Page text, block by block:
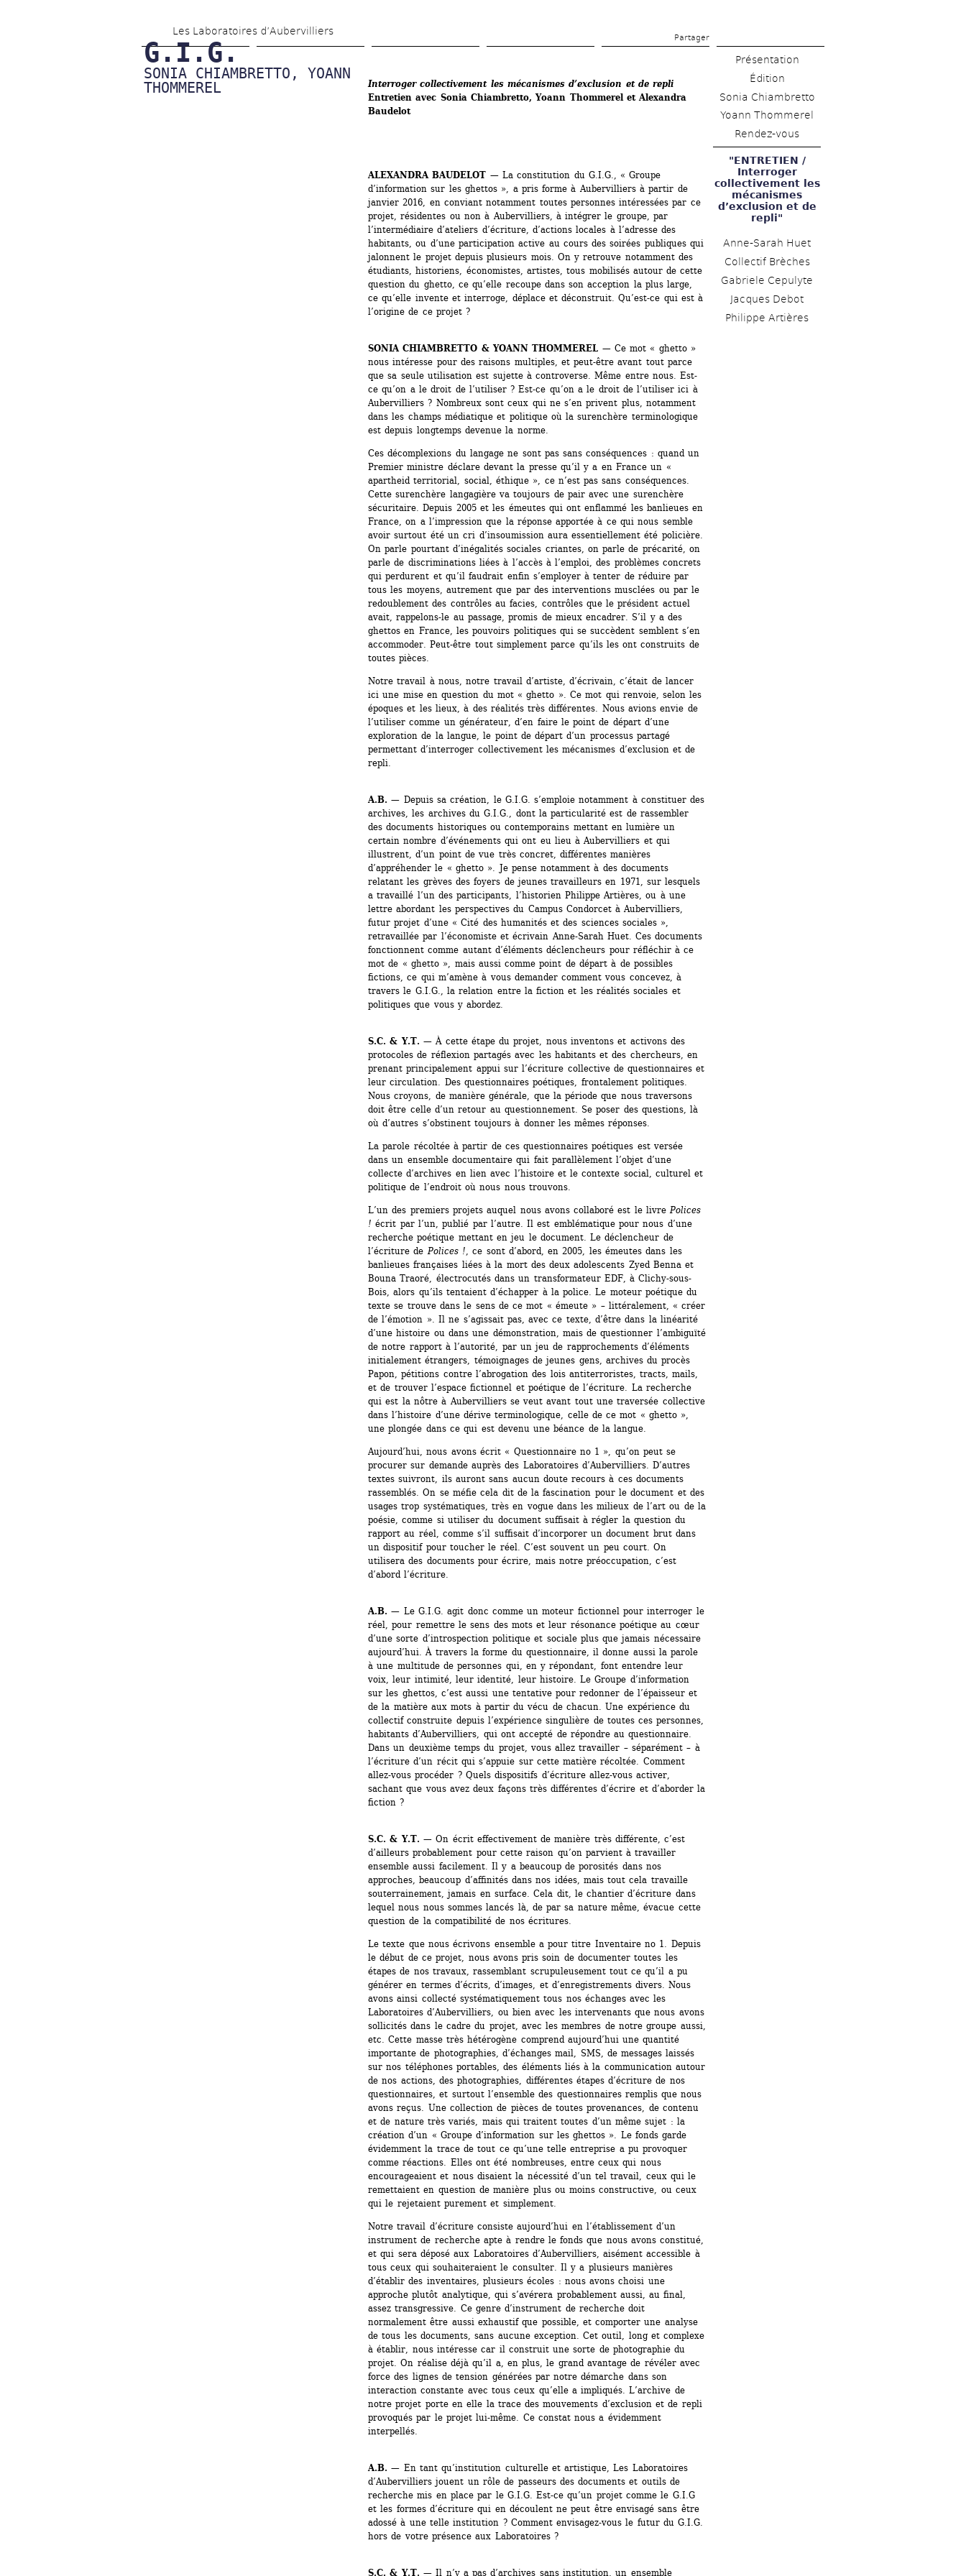
contenu
Les Laboratoires d’Aubervilliers
Partager
G.I.G.
SONIA CHIAMBRETTO, YOANN
THOMMEREL
Interroger collectivement les mécanismes d’exclusion et de repli
Entretien avec Sonia Chiambretto, Yoann Thommerel et Alexandra
Baudelot
ALEXANDRA BAUDELOT — La constitution du G.I.G., « Groupe
d’information sur les ghettos », a pris forme à Aubervilliers à partir de
janvier 2016, en conviant notamment toutes personnes intéressées par ce
projet, résidentes ou non à Aubervilliers, à intégrer le groupe, par
l’intermédiaire d’ateliers d’écriture, d’actions locales à l’adresse des
habitants, ou d’une participation active au cours des soirées publiques qui
jalonnent le projet depuis plusieurs mois. On y retrouve notamment des
étudiants, historiens, économistes, artistes, tous mobilisés autour de cette
question du ghetto, ce qu’elle recoupe dans son acception la plus large,
ce qu’elle invente et interroge, déplace et déconstruit. Qu’est-ce qui est à
l’origine de ce projet ?
SONIA CHIAMBRETTO & YOANN THOMMEREL — Ce mot « ghetto »
nous intéresse pour des raisons multiples, et peut-être avant tout parce
que sa seule utilisation est sujette à controverse. Même entre nous. Est-
ce qu’on a le droit de l’utiliser ? Est-ce qu’on a le droit de l’utiliser ici à
Aubervilliers ? Nombreux sont ceux qui ne s’en privent plus, notamment
dans les champs médiatique et politique où la surenchère terminologique
est depuis longtemps devenue la norme.
Ces décomplexions du langage ne sont pas sans conséquences : quand un
Premier ministre déclare devant la presse qu’il y a en France un «
apartheid territorial, social, éthique », ce n’est pas sans conséquences.
Cette surenchère langagière va toujours de pair avec une surenchère
sécuritaire. Depuis 2005 et les émeutes qui ont enflammé les banlieues en
France, on a l’impression que la réponse apportée à ce qui nous semble
avoir surtout été un cri d’insoumission aura essentiellement été policière.
On parle pourtant d’inégalités sociales criantes, on parle de précarité, on
parle de discriminations liées à l’accès à l’emploi, des problèmes concrets
qui perdurent et qu’il faudrait enfin s’employer à tenter de réduire par
tous les moyens, autrement que par des interventions musclées ou par le
redoublement des contrôles au facies, contrôles que le président actuel
avait, rappelons-le au passage, promis de mieux encadrer. S’il y a des
ghettos en France, les pouvoirs politiques qui se succèdent semblent s’en
accommoder. Peut-être tout simplement parce qu’ils les ont construits de
toutes pièces.
Notre travail à nous, notre travail d’artiste, d’écrivain, c’était de lancer
ici une mise en question du mot « ghetto ». Ce mot qui renvoie, selon les
époques et les lieux, à des réalités très différentes. Nous avions envie de
l’utiliser comme un générateur, d’en faire le point de départ d’une
exploration de la langue, le point de départ d’un processus partagé
permettant d’interroger collectivement les mécanismes d’exclusion et de
repli.
A.B. — Depuis sa création, le G.I.G. s’emploie notamment à constituer des
archives, les archives du G.I.G., dont la particularité est de rassembler
des documents historiques ou contemporains mettant en lumière un
certain nombre d’événements qui ont eu lieu à Aubervilliers et qui
illustrent, d’un point de vue très concret, différentes manières
d’appréhender le « ghetto ». Je pense notamment à des documents
relatant les grèves des foyers de jeunes travailleurs en 1971, sur lesquels
a travaillé l’un des participants, l’historien Philippe Artières, ou à une
lettre abordant les perspectives du Campus Condorcet à Aubervilliers,
futur projet d’une « Cité des humanités et des sciences sociales »,
retravaillée par l’économiste et écrivain Anne-Sarah Huet. Ces documents
fonctionnent comme autant d’éléments déclencheurs pour réfléchir à ce
mot de « ghetto », mais aussi comme point de départ à de possibles
fictions, ce qui m’amène à vous demander comment vous concevez, à
travers le G.I.G., la relation entre la fiction et les réalités sociales et
politiques que vous y abordez.
S.C. & Y.T. — À cette étape du projet, nous inventons et activons des
protocoles de réflexion partagés avec les habitants et des chercheurs, en
prenant principalement appui sur l’écriture collective de questionnaires et
leur circulation. Des questionnaires poétiques, frontalement politiques.
Nous croyons, de manière générale, que la période que nous traversons
doit être celle d’un retour au questionnement. Se poser des questions, là
où d’autres s’obstinent toujours à donner les mêmes réponses.
La parole récoltée à partir de ces questionnaires poétiques est versée
dans un ensemble documentaire qui fait parallèlement l’objet d’une
collecte d’archives en lien avec l’histoire et le contexte social, culturel et
politique de l’endroit où nous nous trouvons.
L’un des premiers projets auquel nous avons collaboré est le livre Polices
! écrit par l’un, publié par l’autre. Il est emblématique pour nous d’une
recherche poétique mettant en jeu le document. Le déclencheur de
l’écriture de Polices !, ce sont d’abord, en 2005, les émeutes dans les
banlieues françaises liées à la mort des deux adolescents Zyed Benna et
Bouna Traoré, électrocutés dans un transformateur EDF, à Clichy-sous-
Bois, alors qu’ils tentaient d’échapper à la police. Le moteur poétique du
texte se trouve dans le sens de ce mot « émeute » – littéralement, « créer
de l’émotion ». Il ne s’agissait pas, avec ce texte, d’être dans la linéarité
d’une histoire ou dans une démonstration, mais de questionner l’ambiguïté
de notre rapport à l’autorité, par un jeu de rapprochements d’éléments
initialement étrangers, témoignages de jeunes gens, archives du procès
Papon, pétitions contre l’abrogation des lois antiterroristes, tracts, mails,
et de trouver l’espace fictionnel et poétique de l’écriture. La recherche
qui est la nôtre à Aubervilliers se veut avant tout une traversée collective
dans l’histoire d’une dérive terminologique, celle de ce mot « ghetto »,
une plongée dans ce qui est devenu une béance de la langue.
Aujourd’hui, nous avons écrit « Questionnaire no 1 », qu’on peut se
procurer sur demande auprès des Laboratoires d’Aubervilliers. D’autres
textes suivront, ils auront sans aucun doute recours à ces documents
rassemblés. On se méfie cela dit de la fascination pour le document et des
usages trop systématiques, très en vogue dans les milieux de l’art ou de la
poésie, comme si utiliser du document suffisait à régler la question du
rapport au réel, comme s’il suffisait d’incorporer un document brut dans
un dispositif pour toucher le réel. C’est souvent un peu court. On
utilisera des documents pour écrire, mais notre préoccupation, c’est
d’abord l’écriture.
A.B. — Le G.I.G. agit donc comme un moteur fictionnel pour interroger le
réel, pour remettre le sens des mots et leur résonance poétique au cœur
d’une sorte d’introspection politique et sociale plus que jamais nécessaire
aujourd’hui. À travers la forme du questionnaire, il donne aussi la parole
à une multitude de personnes qui, en y répondant, font entendre leur
voix, leur intimité, leur identité, leur histoire. Le Groupe d’information
sur les ghettos, c’est aussi une tentative pour redonner de l’épaisseur et
de la matière aux mots à partir du vécu de chacun. Une expérience du
collectif construite depuis l’expérience singulière de toutes ces personnes,
habitants d’Aubervilliers, qui ont accepté de répondre au questionnaire.
Dans un deuxième temps du projet, vous allez travailler – séparément – à
l’écriture d’un récit qui s’appuie sur cette matière récoltée. Comment
allez-vous procéder ? Quels dispositifs d’écriture allez-vous activer,
sachant que vous avez deux façons très différentes d’écrire et d’aborder la
fiction ?
S.C. & Y.T. — On écrit effectivement de manière très différente, c’est
d’ailleurs probablement pour cette raison qu’on parvient à travailler
ensemble aussi facilement. Il y a beaucoup de porosités dans nos
approches, beaucoup d’affinités dans nos idées, mais tout cela travaille
souterrainement, jamais en surface. Cela dit, le chantier d’écriture dans
lequel nous nous sommes lancés là, de par sa nature même, évacue cette
question de la compatibilité de nos écritures.
Le texte que nous écrivons ensemble a pour titre Inventaire no 1. Depuis
le début de ce projet, nous avons pris soin de documenter toutes les
étapes de nos travaux, rassemblant scrupuleusement tout ce qu’il a pu
générer en termes d’écrits, d’images, et d’enregistrements divers. Nous
avons ainsi collecté systématiquement tous nos échanges avec les
Laboratoires d’Aubervilliers, ou bien avec les intervenants que nous avons
sollicités dans le cadre du projet, avec les membres de notre groupe aussi,
etc. Cette masse très hétérogène comprend aujourd’hui une quantité
importante de photographies, d’échanges mail, SMS, de messages laissés
sur nos téléphones portables, des éléments liés à la communication autour
de nos actions, des photographies, différentes étapes d’écriture de nos
questionnaires, et surtout l’ensemble des questionnaires remplis que nous
avons reçus. Une collection de pièces de toutes provenances, de contenu
et de nature très variés, mais qui traitent toutes d’un même sujet : la
création d’un « Groupe d’information sur les ghettos ». Le fonds garde
évidemment la trace de tout ce qu’une telle entreprise a pu provoquer
comme réactions. Elles ont été nombreuses, entre ceux qui nous
encourageaient et nous disaient la nécessité d’un tel travail, ceux qui le
remettaient en question de manière plus ou moins constructive, ou ceux
qui le rejetaient purement et simplement.
Notre travail d’écriture consiste aujourd’hui en l’établissement d’un
instrument de recherche apte à rendre le fonds que nous avons constitué,
et qui sera déposé aux Laboratoires d’Aubervilliers, aisément accessible à
tous ceux qui souhaiteraient le consulter. Il y a plusieurs manières
d’établir des inventaires, plusieurs écoles : nous avons choisi une
approche plutôt analytique, qui s’avérera probablement aussi, au final,
assez transgressive. Ce genre d’instrument de recherche doit
normalement être aussi exhaustif que possible, et comporter une analyse
de tous les documents, sans aucune exception. Cet outil, long et complexe
à établir, nous intéresse car il construit une sorte de photographie du
projet. On réalise déjà qu’il a, en plus, le grand avantage de révéler avec
force des lignes de tension générées par notre démarche dans son
interaction constante avec tous ceux qu’elle a impliqués. L’archive de
notre projet porte en elle la trace des mouvements d’exclusion et de repli
provoqués par le projet lui-même. Ce constat nous a évidemment
interpellés.
A.B. — En tant qu’institution culturelle et artistique, Les Laboratoires
d’Aubervilliers jouent un rôle de passeurs des documents et outils de
recherche mis en place par le G.I.G. Est-ce qu’un projet comme le G.I.G
et les formes d’écriture qui en découlent ne peut être envisagé sans être
adossé à une telle institution ? Comment envisagez-vous le futur du G.I.G.
hors de votre présence aux Laboratoires ?
S.C. & Y.T. — Il n’y a pas d’archives sans institution, un ensemble
Présentation
Édition
Sonia Chiambretto
Yoann Thommerel
Rendez-vous
"ENTRETIEN /
Interroger
collectivement les
mécanismes
d’exclusion et de
repli"
Anne-Sarah Huet
Collectif Brèches
Gabriele Cepulyte
Jacques Debot
Philippe Artières